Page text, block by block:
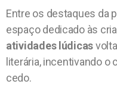
Entre os destaques da
espaço dedicado às
atividades lúdicas
literária, incentivando
cedo.